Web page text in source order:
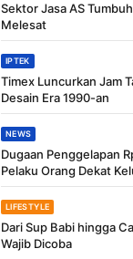
Sektor Jasa AS
Melesat
IPTEK
Timex Luncurkan Jam
Desain Era 1990-an
NEWS
Dugaan Penggelapan
Pelaku Orang Dekat
LIFESTYLE
Dari Sup Babi hingga
Wajib Dicoba